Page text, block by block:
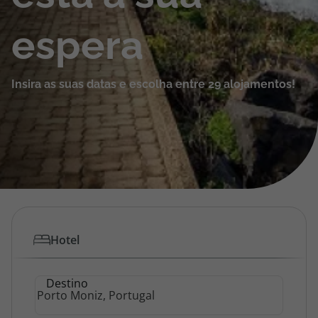
Cruzeiros
Promoções
Especialistas
Cheque Viagem
Rede de Lojas
Área de Cliente
espera
Insira as suas datas e escolha entre 29 alojamentos!
Hotel
Destino